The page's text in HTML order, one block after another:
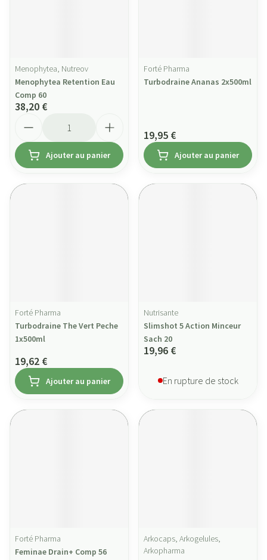
Menophytea, Nutreov
Menophytea Retention Eau
Comp 60
38,20 €
Ajouter au panier
Forté Pharma
Turbodraine Ananas 2x500ml
19,95 €
Ajouter au panier
Forté Pharma
Turbodraine The Vert Peche
1x500ml
19,62 €
Ajouter au panier
Nutrisante
Slimshot 5 Action Minceur
Sach 20
19,96 €
En rupture de stock
Forté Pharma
Feminae Drain+ Comp 56
Arkocaps, Arkogelules,
Arkopharma